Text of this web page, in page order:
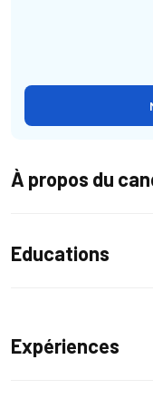
À propos du
Educations
Expériences